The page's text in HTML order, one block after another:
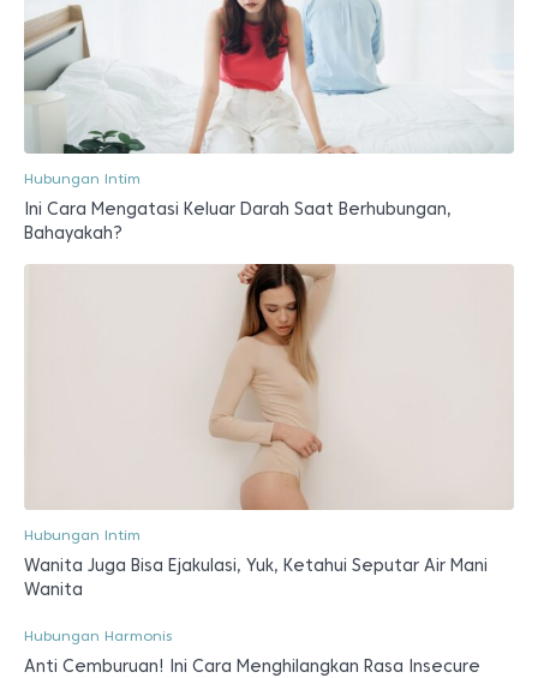
Hubungan Intim
Ini Cara Mengatasi Keluar Darah Saat Berhubungan,
Bahayakah?
Hubungan Intim
Wanita Juga Bisa Ejakulasi, Yuk, Ketahui Seputar Air Mani
Wanita
Hubungan Harmonis
Anti Cemburuan! Ini Cara Menghilangkan Rasa Insecure